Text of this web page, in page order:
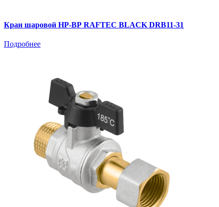
Кран шаровой НР-ВР RAFTEC BLACK DRB11-31
Подробнее